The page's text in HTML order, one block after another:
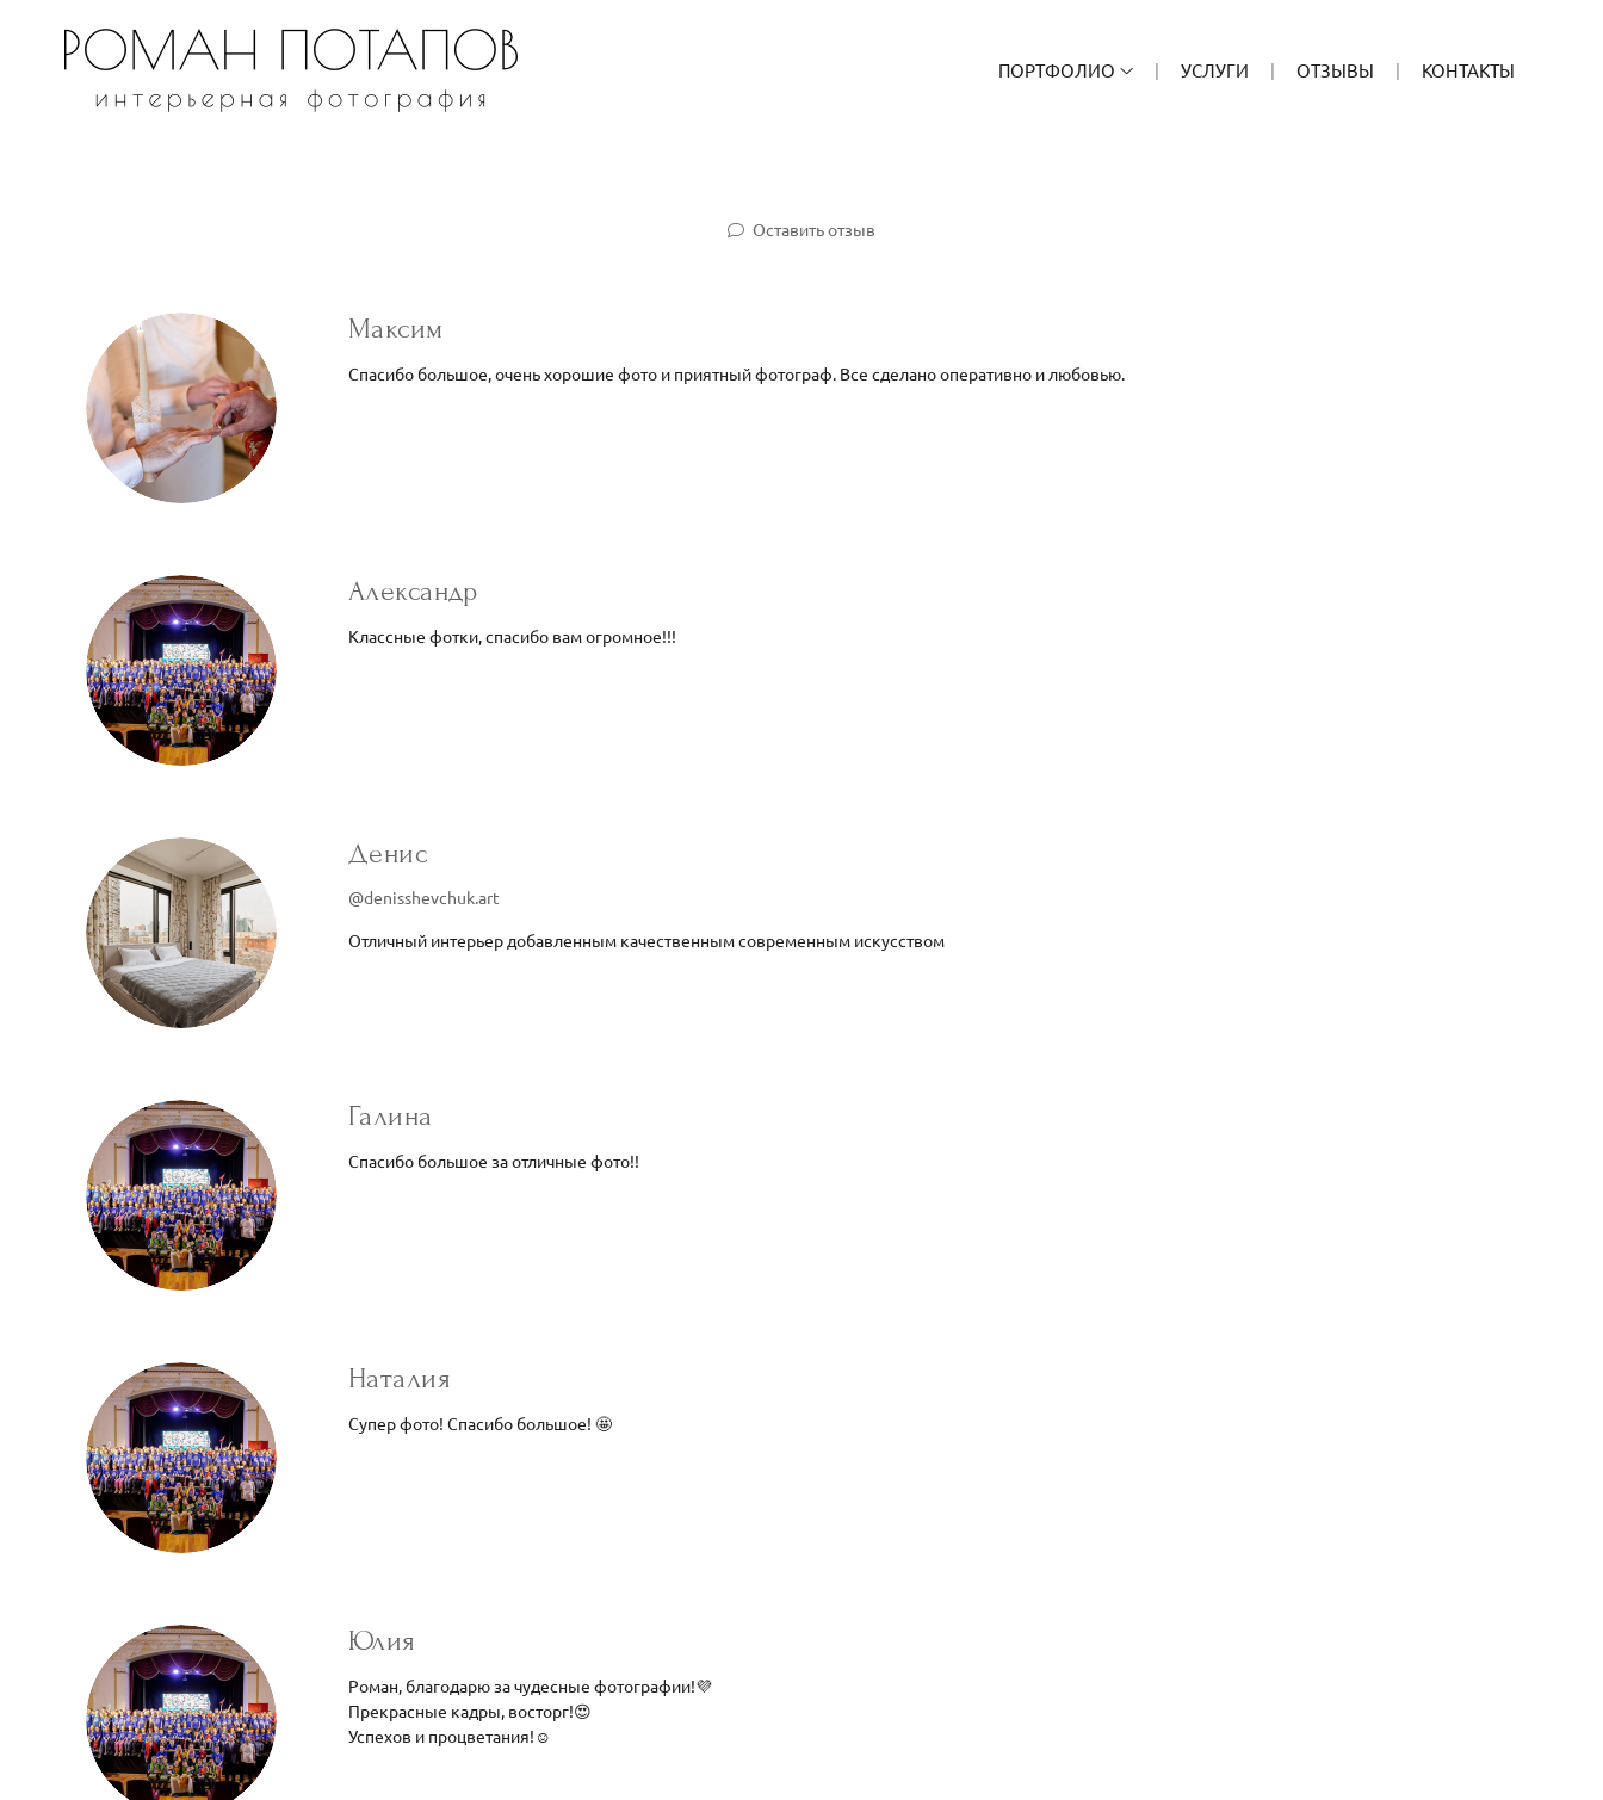
ПОРТФОЛИО УСЛУГИ ОТЗЫВЫ КОНТАКТЫ
Оставить отзыв
Максим
Спасибо большое, очень хорошие фото и приятный фотограф. Все сделано оперативно и любовью.
Александр
Классные фотки, спасибо вам огромное!!!
Денис
@denisshevchuk.art
Отличный интерьер добавленным качественным современным искусством
Галина
Спасибо большое за отличные фото!!
Наталия
Супер фото! Спасибо большое! 🤩
Юлия
Роман, благодарю за чудесные фотографии!💜
Прекрасные кадры, восторг!😍
Успехов и процветания!☺️